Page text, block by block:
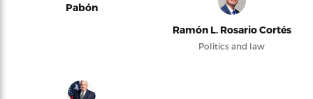
Pabón
Ramón L. Rosario Cortés
Politics and law